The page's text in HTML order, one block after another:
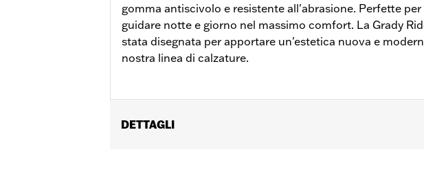
gomma antiscivolo e resistente all'abrasione. Perfette per
guidare notte e giorno nel massimo comfort. La Grady
stata disegnata per apportare un'estetica nuova e
nostra linea di calzature.
DETTAGLI